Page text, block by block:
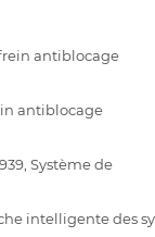
antiblocage
antiblocage
Système de
intelligente des